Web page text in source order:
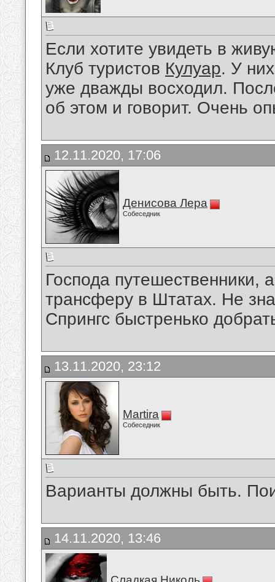
Если хотите увидеть в
Клуб туристов Кулуар. У
уже дважды восходил.
об этом и говорит. Очень
12.11.2020, 17:06
Денисова Лера
Собеседник
Господа путешественники,
трансферу в Штатах. Не
Спрингс быстренько
13.11.2020, 23:12
Martira
Собеседник
Варианты должны быть.
14.11.2020, 13:46